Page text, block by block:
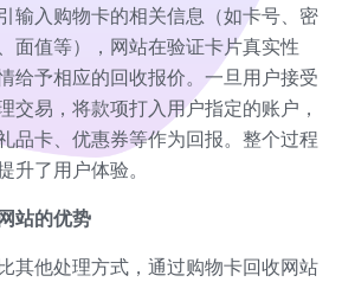
输入购物卡的相关信息（如卡号、密
面值等），网站在验证卡片真实性
给予相应的回收报价。一旦用户接受
交易，将款项打入用户指定的账户，
品卡、优惠券等作为回报。整个过程
升了用户体验。
站的优势
其他处理方式，通过购物卡回收网站